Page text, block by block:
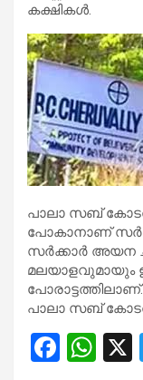
കക്ഷികൾ.
പാലാ സബ്
പോകാനാണ്
സർക്കാർ അയന
മലയാളവുമായും
പാലാ സബ്
F
W